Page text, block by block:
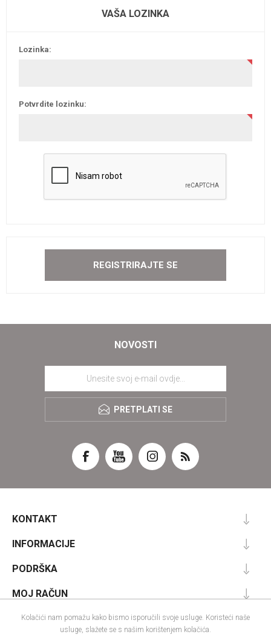
VAŠA LOZINKA
Lozinka:
Potvrdite lozinku:
NOVOSTI
PRETPLATI SE
KONTAKT
INFORMACIJE
PODRŠKA
MOJ RAČUN
Kolačići nam pomažu kako bismo isporučili svoje usluge. Koristeći naše
usluge, slažete se s našim korištenjem kolačića.